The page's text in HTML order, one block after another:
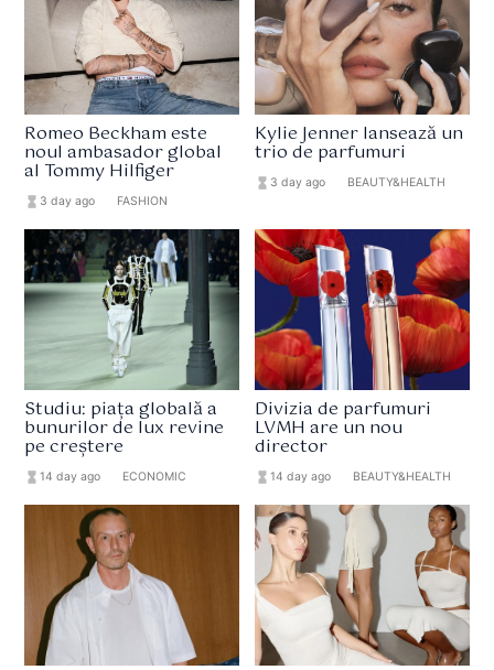
Romeo Beckham este
noul ambasador global
al Tommy Hilfiger
hourglass_full 3 day ago FASHION
Kylie Jenner lansează un
trio de parfumuri
hourglass_full 3 day ago BEAUTY&HEALTH
Studiu: piața globală a
bunurilor de lux revine
pe creștere
hourglass_full14 day ago ECONOMIC
Divizia de parfumuri
LVMH are un nou
director
hourglass_full 14 day ago BEAUTY&HEALTH